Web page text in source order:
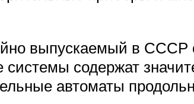
выпускаемый в
содержат
автоматы